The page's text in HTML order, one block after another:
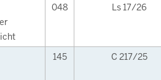
048 Ls 17/26
145 C 217/25